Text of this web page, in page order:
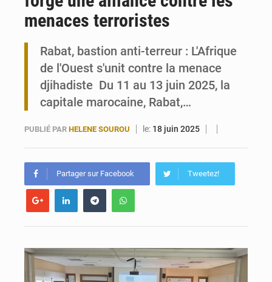
Victoire Dogbé prône l’engagement politique des femmes à Kigali
menaces terroristes
Rabat, bastion anti-terreur : L'Afrique
de l'Ouest s'unit contre la menace
djihadiste Du 11 au 13 juin 2025, la
capitale marocaine, Rabat,…
PUBLIÉ PAR HELENE SOUROU le: 18 juin 2025
Partager sur Facebook Tweetez!